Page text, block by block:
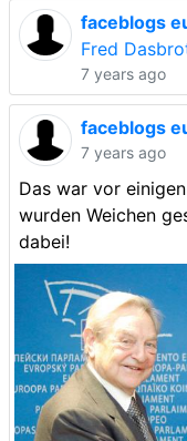
faceblogs
Fred
7 years ago
faceblogs
7 years ago
Das war vor
wurden Weichen
dabei!